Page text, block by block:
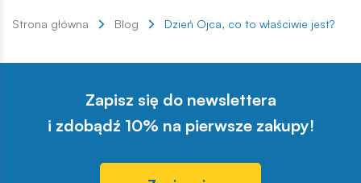
modele, które trafią do
tygodniach. Zachęcamy do
materiałami produktowymi.
Strona główna Blog Dzień Ojca, co to właściwie jest?
Zapisz się do newslettera
i zdobądź 10% na pierwsze zakupy!